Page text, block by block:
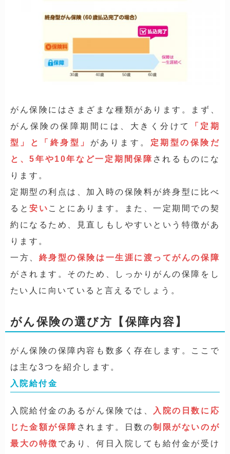
がん保険にはさまざまな種類があります。まず、
がん保険の保障期間には、大きく分けて
「定期
型」と「終身型」 があります。 定期型の保険だ
と、5年や10年など一定期間保障 されるものにな
ります。
定期型の利点は、加入時の保険料が終身型に比べ
ると安い ことにあります。また、一定期間での契
約になるため、見直しもしやすいという特徴があ
ります。
一方、 終身型の保険は一生涯に渡ってがんの保障
がされます。そのため、しっかりがんの保障をし
たい人に向いていると言えるでしょう。
がん保険の選び方【保障内容】
がん保険の保障内容も数多く存在します。ここで
は主な3つを紹介します。
入院給付金
入院給付金のあるがん保険では、
入院の日数に応
じた金額が保障 されます。日数の制限がないのが
最大の特徴 であり、何日入院しても給付金が受け